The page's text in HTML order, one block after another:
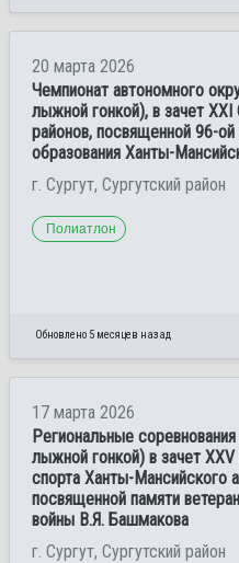
20 марта 2026
Чемпионат автономного
лыжной гонкой), в зачет
районов, посвященной 96-
образования Ханты-
г. Сургут, Сургутский район
Полиатлон
Обновлено 5 месяцев назад
17 марта 2026
Региональные
лыжной гонкой) в зачет
спорта Ханты-Мансийского
посвященной памяти
войны В.Я. Башмакова
г. Сургут, Сургутский район